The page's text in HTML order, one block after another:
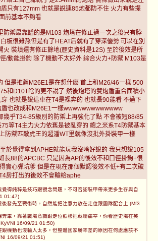
只有127mm 也就是說連85炮都防不住 火力有些提
前基本不夠看
防禦最靠譜的是M103 炮塔在修正過一次之後只有脖
板很難熬但是有了HEAT后就有了穿深優勢 可以在別
火 裝填還有修正餘地(歷史資料是12S) 至於後效是所
/動能掛鉤 除了機動不太好外 綜合火力+防禦 M103是
但是推薦M26E1是在想什麽 首上和M26/46一樣 500
和D10T啥的更不說了 然後炮塔的雙炮盾重合面積小
也就是說這車在T4是裸奔的 也就長90能看 不過下
也改成和M26E1一樣wwwwwwwwwwwww
幾乎T34-85級別的防禦上再強化了點 不會被短88/85
等T4主力火力依舊是被亂穿的 總之米系T4防禦基本
防禦匹敵虎王的超潘WT里就像沒批外掛裝甲一樣
於覺得拿到APHE就能玩我沒啥好說的 我只想說105
長88的APCBC 只是因為AP的後效不和口徑掛鉤+很
實心彈坑爹 但是在現在那個默認後效不低+有二次破
房打出的後效不會輸給aphe
得純粹是技巧跟觀念問題，不可否認裝甲帶來更多生存與自
01:47)
發先至戰術時，自然能把注意力放在走位跟團隊配合上 (Mf3
車，靠著戰場意識跟走位照樣把蘇聯痛宰，你看歷史場在英
16/09/21 01:50)
機動也沒輸人太多，但整體國家勝率差的原因在何處應該不
16/09/21 01:51)